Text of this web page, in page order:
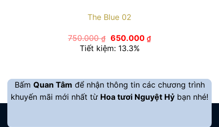
The Blue 02
750.000₫ Giá
gốc
là:
650.000 ₫Giá
hiện
Tiết kiệm: 13.3%
Bấm Quan Tâm để nhận thông tin các chương trình
khuyến mãi mới nhất từ Hoa tươi Nguyệt Hỷ bạn nhé!